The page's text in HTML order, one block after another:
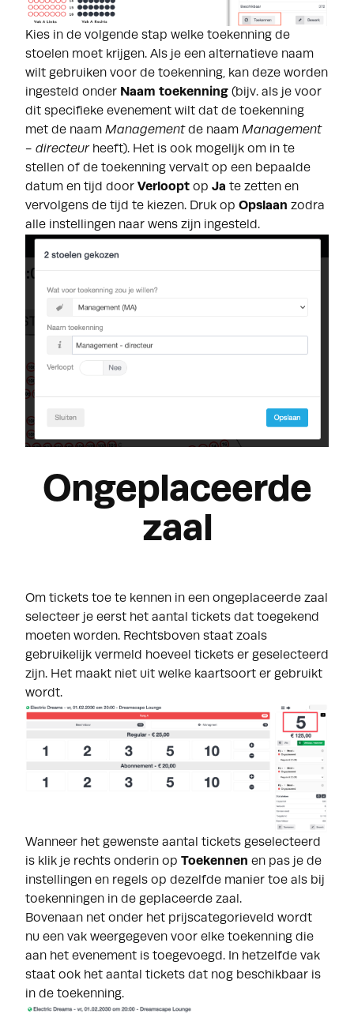
Kies in de volgende stap welke toekenning de
stoelen moet krijgen. Als je een alternatieve naam
wilt gebruiken voor de toekenning, kan deze worden
ingesteld onder Naam toekenning (bijv. als je voor
dit specifieke evenement wilt dat de toekenning
met de naam Managementde naam Management
- directeurheeft). Het is ook mogelijk om in te
stellen of de toekenning vervalt op een bepaalde
datum en tijd door Verloopt op Ja te zetten en
vervolgens de tijd te kiezen. Druk op Opslaan zodra
alle instellingen naar wens zijn ingesteld.
Ongeplaceerde
zaal
Om tickets toe te kennen in een ongeplaceerde zaal
selecteer je eerst het aantal tickets dat toegekend
moeten worden. Rechtsboven staat zoals
gebruikelijk vermeld hoeveel tickets er geselecteerd
zijn. Het maakt niet uit welke kaartsoort er gebruikt
wordt.
Wanneer het gewenste aantal tickets geselecteerd
is klik je rechts onderin op Toekennen en pas je de
instellingen en regels op dezelfde manier toe als bij
toekenningen in de geplaceerde zaal.
Bovenaan net onder het prijscategorieveld wordt
nu een vak weergegeven voor elke toekenning die
aan het evenement is toegevoegd. In hetzelfde vak
staat ook het aantal tickets dat nog beschikbaar is
in de toekenning.